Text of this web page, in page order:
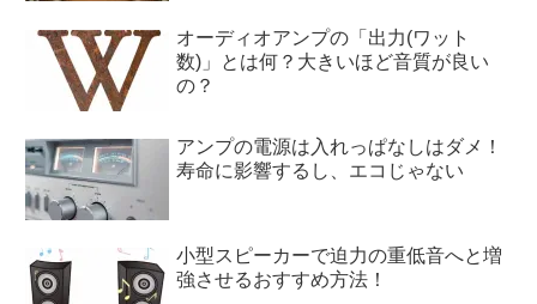
オーディオアンプの「出力(ワット
数)」とは何？大きいほど音質が良い
の？
アンプの電源は入れっぱなしはダメ！
寿命に影響するし、エコじゃない
小型スピーカーで迫力の重低音へと増
強させるおすすめ方法！